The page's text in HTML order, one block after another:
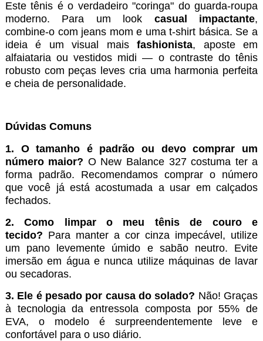
Este tênis é o verdadeiro "coringa" do guarda-roupa
moderno. Para um look casual impactante,
combine-o com jeans mom e uma t-shirt básica. Se a
ideia é um visual maisfashionista, aposte em
alfaiataria ou vestidos midi — o contraste do tênis
robusto com peças leves cria uma harmonia perfeita
e cheia de personalidade.
Dúvidas Comuns
1. O tamanho é padrão ou devo comprar um
número maior? O New Balance 327 costuma ter a
forma padrão. Recomendamos comprar o número
que você já está acostumada a usar em calçados
fechados.
2. Como limpar o meu tênis de couro e
tecido? Para manter a cor cinza impecável, utilize
um pano levemente úmido e sabão neutro. Evite
imersão em água e nunca utilize máquinas de lavar
ou secadoras.
3. Ele é pesado por causa do solado? Não! Graças
à tecnologia da entressola composta por 55% de
EVA, o modelo é surpreendentemente leve e
confortável para o uso diário.